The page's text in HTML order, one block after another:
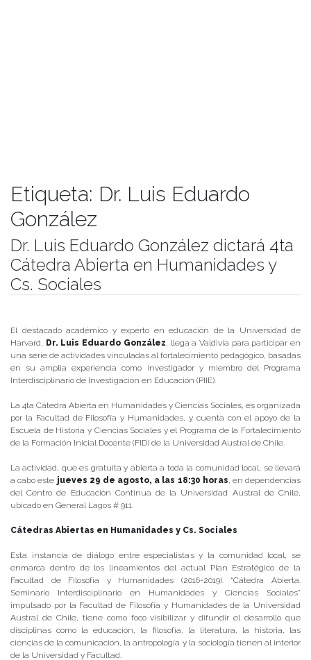
Etiqueta: Dr. Luis Eduardo
González
Dr. Luis Eduardo González dictará 4ta
Cátedra Abierta en Humanidades y
Cs. Sociales
El destacado académico y experto en educación de la Universidad de
Harvard, Dr. Luis Eduardo González, llega a Valdivia para participar en
una serie de actividades vinculadas al fortalecimiento pedagógico, basadas
en su amplia experiencia como investigador y miembro del Programa
Interdisciplinario de Investigación en Educación (PIIE).
La 4ta Cátedra Abierta en Humanidades y Ciencias Sociales, es organizada
por la Facultad de Filosofía y Humanidades, y cuenta con el apoyo de la
Escuela de Historia y Ciencias Sociales y el Programa de la Fortalecimiento
de la Formación Inicial Docente (FID) de la Universidad Austral de Chile.
La actividad, que es gratuita y abierta a toda la comunidad local, se llevará
a cabo este jueves 29 de agosto, a las 18:30 horas, en dependencias
del Centro de Educación Continua de la Universidad Austral de Chile,
ubicado en General Lagos # 911.
Cátedras Abiertas en Humanidades y Cs. Sociales
Esta instancia de diálogo entre especialistas y la comunidad local, se
enmarca dentro de los lineamientos del actual Plan Estratégico de la
Facultad de Filosofía y Humanidades (2016-2019). “Cátedra Abierta.
Seminario Interdisciplinario en Humanidades y Ciencias Sociales”
impulsado por la Facultad de Filosofía y Humanidades de la Universidad
Austral de Chile, tiene como foco visibilizar y difundir el desarrollo que
disciplinas como la educación, la filosofía, la literatura, la historia, las
ciencias de la comunicación, la antropología y la sociología tienen al interior
de la Universidad y Facultad.